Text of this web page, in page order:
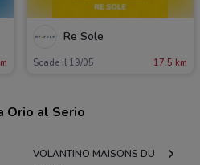
Re Sole
Scade il 19/05 17.5 km
Orio al Serio
VOLANTINO MAISONS DU